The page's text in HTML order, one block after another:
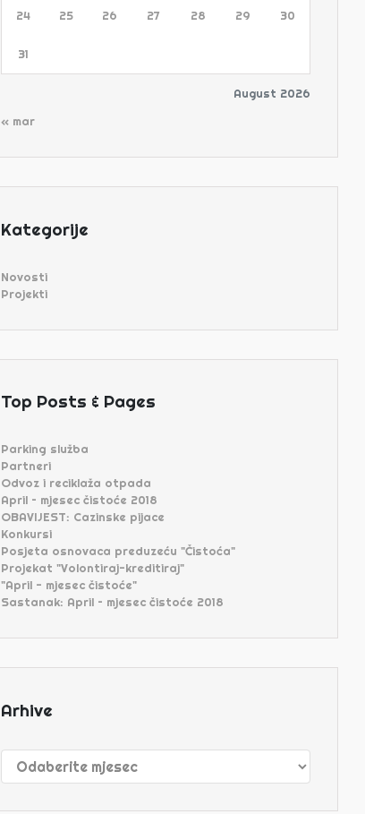
August 2026
24 25 26 27 28 29 30
31
« mar
Kategorije
Novosti
Projekti
Top Posts & Pages
Parking služba
Partneri
Odvoz i reciklaža otpada
April – mjesec čistoće 2018
OBAVIJEST: Cazinske pijace
Konkursi
Posjeta osnovaca preduzeću "Čistoća"
Projekat "Volontiraj-kreditiraj"
"April - mjesec čistoće"
Sastanak: April – mjesec čistoće 2018
Arhive